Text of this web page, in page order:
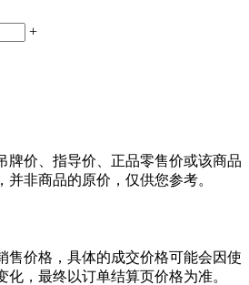
+
牌价、指导价、正品零售价或该商品
并非商品的原价，仅供您参考。
售价格，具体的成交价格可能会因使
化，最终以订单结算页价格为准。